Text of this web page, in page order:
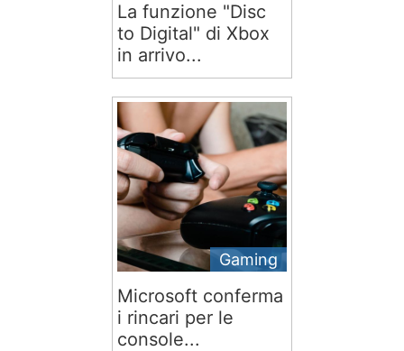
La funzione "Disc
to Digital" di Xbox
in arrivo...
Gaming
Microsoft conferma
i rincari per le
console...